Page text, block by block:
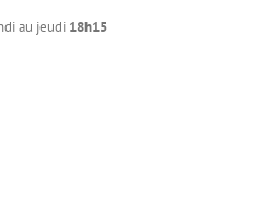
au jeudi 18h15